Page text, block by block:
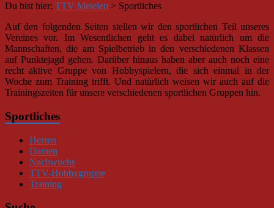
Du bist hier: TTV Metelen > Sportliches
Auf den folgenden Seiten stellen wir den sportlichen Teil unseres
Vereines vor. Im Wesentlichen geht es dabei natürlich um die
Mannschaften, die am Spielbetrieb in den verschiedenen Klassen
auf Punktejagd gehen. Darüber hinaus haben aber auch noch eine
recht aktive Gruppe von Hobbyspielern, die sich einmal in der
Woche zum Training trifft. Und natürlich weisen wir auch auf die
Trainingszeiten für unsere verschiedenen sportlichen Gruppen hin.
Sportliches
Herren
Damen
Nachwuchs
TTV-Hobbygruppe
Training